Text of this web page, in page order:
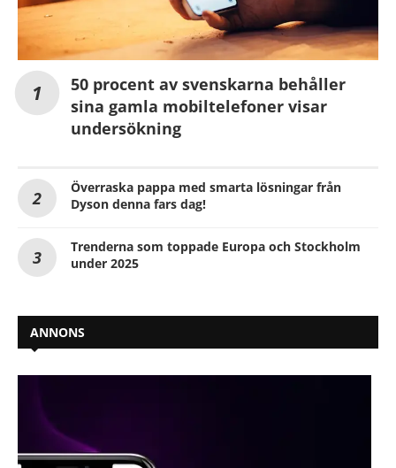
50 procent av svenskarna behåller
sina gamla mobiltelefoner visar
undersökning
Överraska pappa med smarta lösningar från
Dyson denna fars dag!
Trenderna som toppade Europa och Stockholm
under 2025
ANNONS